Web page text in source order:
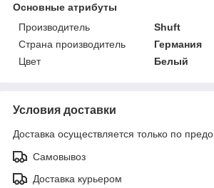
Основные атрибуты
Производитель
Shuft
Страна производитель
Германия
Цвет
Белый
Условия доставки
Доставка осуществляется только по
Самовывоз
Доставка курьером